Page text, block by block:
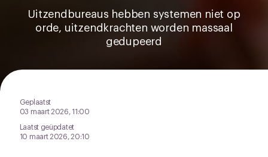
Uitzendbureaus hebben systemen niet op
orde, uitzendkrachten worden massaal
gedupeerd
Geplaatst
03 maart 2026, 11:00
Laatst geüpdatet
10 maart 2026, 20:10